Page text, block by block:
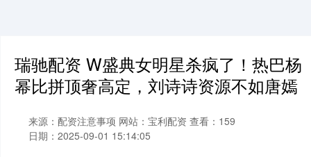
瑞驰配资 W盛典女明星杀疯了！热巴杨
幂比拼顶奢高定，刘诗诗资源不如唐嫣
来源：配资注意事项 网站：宝利配资 查看：159
日期：2025-09-01 15:14:05